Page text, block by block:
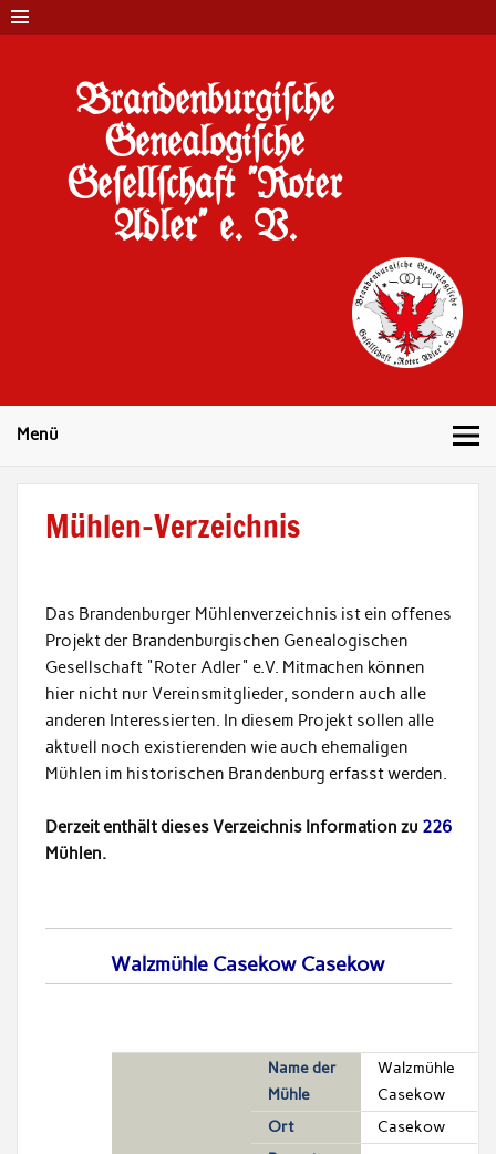
Brandenburgi#che
Genealogi#che
Ge#ell#chaft "Roter
Adler" e. V.
Menü
Mühlen-Verzeichnis
Das Brandenburger Mühlenverzeichnis ist ein offenes
Projekt der Brandenburgischen Genealogischen
Gesellschaft "Roter Adler" e.V. Mitmachen können
hier nicht nur Vereinsmitglieder, sondern auch alle
anderen Interessierten. In diesem Projekt sollen alle
aktuell noch existierenden wie auch ehemaligen
Mühlen im historischen Brandenburg erfasst werden.
Derzeit enthält dieses Verzeichnis Information zu 226
Mühlen.
Walzmühle Casekow Casekow
Name der
Mühle
Walzmühle
Casekow
Ort
Casekow